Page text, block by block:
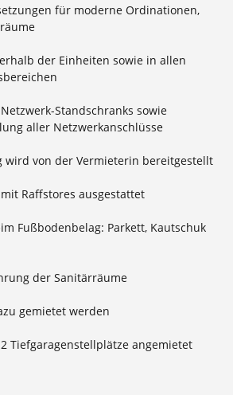
für moderne Ordinationen,
der Einheiten sowie in allen
Standschranks sowie
aller Netzwerkanschlüsse
wird von der Vermieterin bereitgestellt
Raffstores ausgestattet
Fußbodenbelag: Parkett, Kautschuk
der Sanitärräume
gemietet werden
Tiefgaragenstellplätze angemietet